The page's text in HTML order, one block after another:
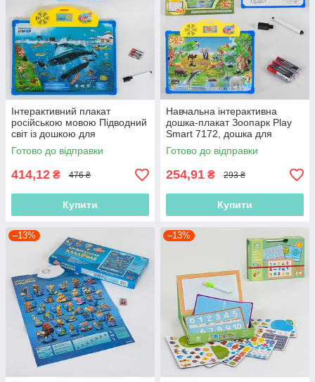
Інтерактивний плакат
російською мовою Підводний
світ із дошкою для
малювання та маркером
7281
Готово до відправки
414,12 ₴ 476 ₴
Купити
Навчальна інтерактивна
дошка-плакат Зоопарк Play
Smart 7172, дошка для
малювання, Російська озвуча
Готово до відправки
254,91 ₴ 293 ₴
Купити
–13% –13%